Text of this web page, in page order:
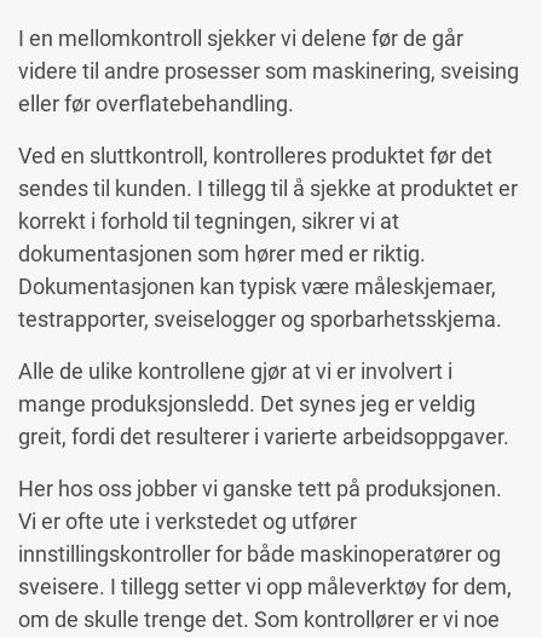
I en mellomkontroll sjekker vi delene før de går
videre til andre prosesser som maskinering, sveising
eller før overflatebehandling.
Ved en sluttkontroll, kontrolleres produktet før det
sendes til kunden. I tillegg til å sjekke at produktet er
korrekt i forhold til tegningen, sikrer vi at
dokumentasjonen som hører med er riktig.
Dokumentasjonen kan typisk være måleskjemaer,
testrapporter, sveiselogger og sporbarhetsskjema.
Alle de ulike kontrollene gjør at vi er involvert i
mange produksjonsledd. Det synes jeg er veldig
greit, fordi det resulterer i varierte arbeidsoppgaver.
Her hos oss jobber vi ganske tett på produksjonen.
Vi er ofte ute i verkstedet og utfører
innstillingskontroller for både maskinoperatører og
sveisere. I tillegg setter vi opp måleverktøy for dem,
om de skulle trenge det. Som kontrollører er vi noe